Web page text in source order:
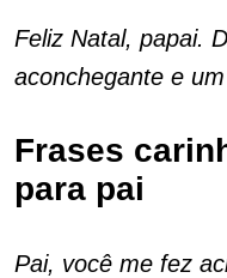
Feliz Natal, papai.
aconchegante e
Frases
para pai
Pai, você me fez